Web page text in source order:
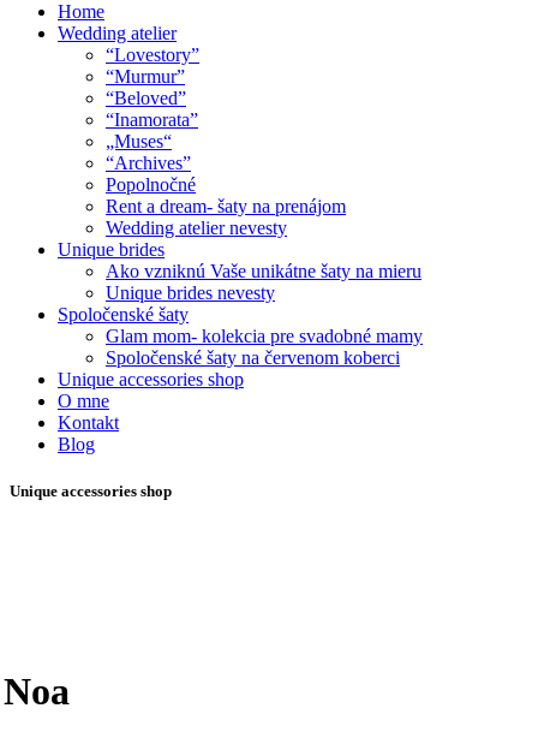
Home
Wedding atelier
“Lovestory”
“Murmur”
“Beloved”
“Inamorata”
„Muses“
“Archives”
Popolnočné
Rent a dream- šaty na prenájom
Wedding atelier nevesty
Unique brides
Ako vzniknú Vaše unikátne šaty na mieru
Unique brides nevesty
Spoločenské šaty
Glam mom- kolekcia pre svadobné mamy
Spoločenské šaty na červenom koberci
Unique accessories shop
O mne
Kontakt
Blog
Unique accessories shop
Noa